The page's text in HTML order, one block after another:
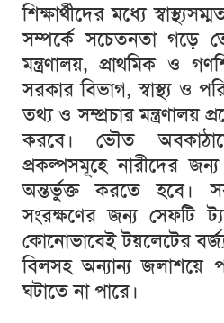
শিক্ষার্থীদের মধ্যে
সম্পর্কে সচেতনতা গড়ে
মন্ত্রণালয়, প্রাথমিক ও
সরকার বিভাগ, স্বাস্থ্য ও
তথ্য ও সম্প্রচার মন্ত্রণালয়
করবে। ভৌত
প্রকল্পসমূহে নারীদের
অন্তর্ভুক্ত করতে হবে।
সংরক্ষণের জন্য সেফটি
কোনোভাবেই টয়লেটের
বিলসহ অন্যান্য জলাশয়ে
ঘটাতে না পারে।